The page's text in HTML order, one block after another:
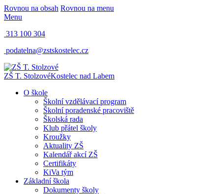
Rovnou na obsah Rovnou na menu
Menu
313 100 304
podatelna@zstskostelec.cz
ZŠ T. StolzovéKostelec nad Labem
O škole
Školní vzdělávací program
Školní poradenské pracoviště
Školská rada
Klub přátel školy
Kroužky
Aktuality ZŠ
Kalendář akcí ZŠ
Certifikáty
KiVa tým
Základní škola
Dokumenty školy